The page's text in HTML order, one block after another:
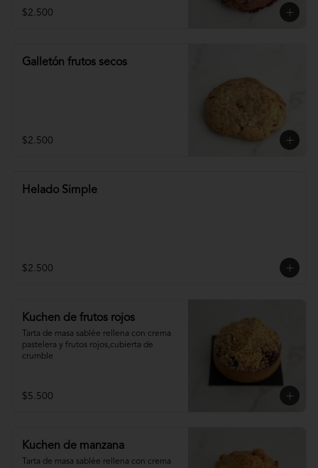
$2.500
Galletón frutos secos
$2.500
Helado Simple
$2.500
Kuchen de frutos rojos
Tarta de masa sablée rellena con crema
pastelera y frutos rojos,cubierta de
crumble
$5.500
Kuchen de manzana
Tarta de masa sablée rellena con crema